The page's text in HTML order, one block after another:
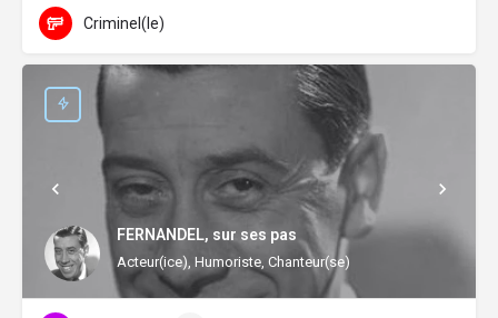
Criminel(le)
FERNANDEL, sur ses pas
Acteur(ice), Humoriste, Chanteur(se)